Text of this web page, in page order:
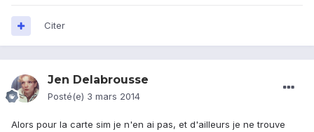
Citer
Jen Delabrousse
Posté(e) 3 mars 2014
Alors pour la carte sim je n'en ai pas, et d'ailleurs je ne trouve